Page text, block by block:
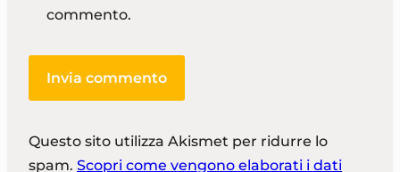
commento.
Questo sito utilizza Akismet per ridurre lo
spam. Scopri come vengono elaborati i dati